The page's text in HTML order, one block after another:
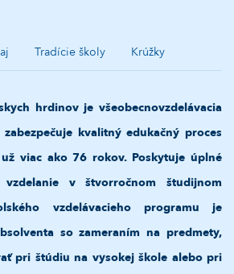
Tradície školy Krúžky
hrdinov je všeobecnovzdelávacia
kvalitný edukačný proces
viac ako 76 rokov. Poskytuje úplné
vzdelanie v štvorročnom študijnom
vzdelávacieho programu je
so zameraním na predmety,
pri štúdiu na vysokej škole alebo pri